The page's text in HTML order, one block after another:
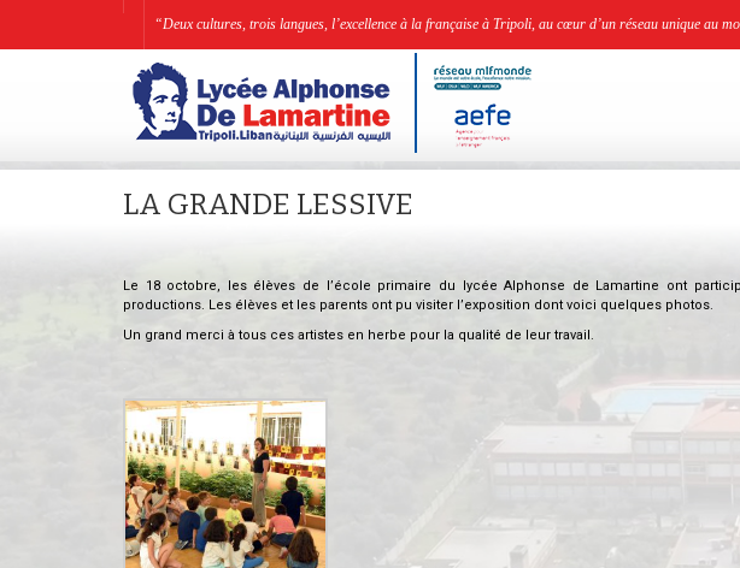
“Deux cultures, trois langues, l’excellence à la française à Tripoli, au cœur d’un réseau unique au
LA GRANDE LESSIVE
Le 18 octobre, les élèves de l’école primaire du lycée Alphonse de Lamartine ont
productions. Les élèves et les parents ont pu visiter l’exposition dont voici quelques photos.
Un grand merci à tous ces artistes en herbe pour la qualité de leur travail.